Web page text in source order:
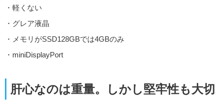
・軽くない
・グレア液晶
・メモリがSSD128GBでは4GBのみ
・miniDisplayPort
肝心なのは重量。しかし堅牢性も大切